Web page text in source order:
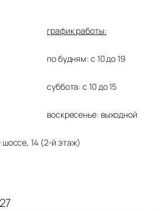
график работы:
по будням: с 10 до 19
суббота: с 10 до 15
воскресенье: выходной
шоссе, 14 (2-й этаж)